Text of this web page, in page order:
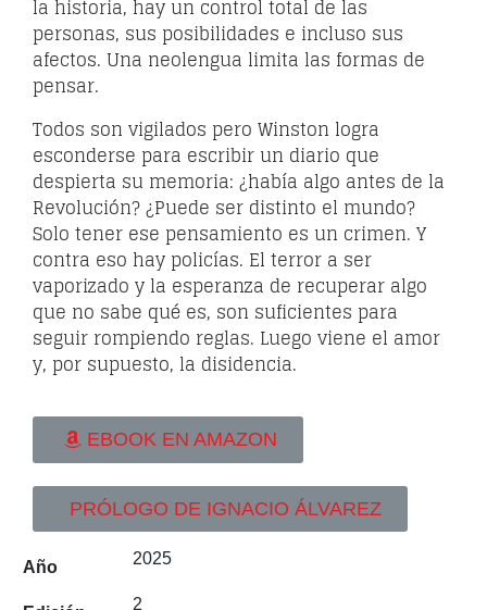
la historia, hay un control total de las
personas, sus posibilidades e incluso sus
afectos. Una neolengua limita las formas de
pensar.
Todos son vigilados pero Winston logra
esconderse para escribir un diario que
despierta su memoria: ¿había algo antes de la
Revolución? ¿Puede ser distinto el mundo?
Solo tener ese pensamiento es un crimen. Y
contra eso hay policías. El terror a ser
vaporizado y la esperanza de recuperar algo
que no sabe qué es, son suficientes para
seguir rompiendo reglas. Luego viene el amor
y, por supuesto, la disidencia.
EBOOK EN AMAZON
PRÓLOGO DE IGNACIO ÁLVAREZ
Año 2025
2